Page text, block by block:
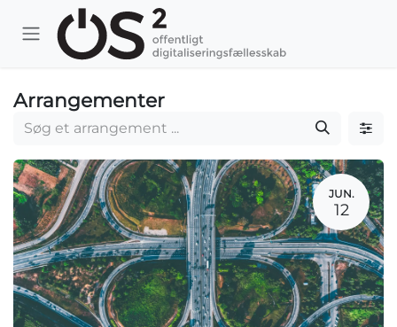
Skip to Content
Arrangementer
JUN.
12